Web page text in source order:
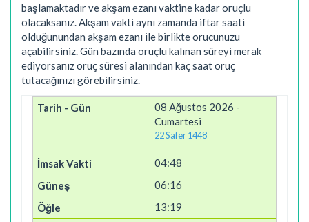
başlamaktadır ve akşam ezanı vaktine kadar oruçlu
olacaksanız. Akşam vakti aynı zamanda iftar saati
olduğunundan akşam ezanı ile birlikte orucunuzu
açabilirsiniz. Gün bazında oruçlu kalınan süreyi merak
ediyorsanız oruç süresi alanından kaç saat oruç
tutacağınızı görebilirsiniz.
08 Ağustos 2026 -
Cumartesi
22 Safer 1448
04:48
06:16
13:19